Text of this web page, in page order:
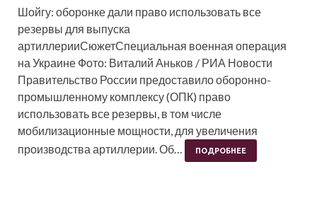
Шойгу: оборонке дали право использовать все
резервы для выпуска
артиллерииСюжетСпециальная военная операция
на Украине Фото: Виталий Аньков / РИА Новости
Правительство России предоставило оборонно-
промышленному комплексу (ОПК) право
использовать все резервы, в том числе
мобилизационные мощности, для увеличения
производства артиллерии. Об…
ПОДРОБНЕЕ